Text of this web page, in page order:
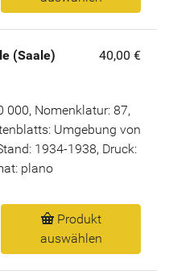
(Saale) 40,00 €
000, Nomenklatur: 87,
Umgebung von
1934-1938, Druck:
plano
Produkt
auswählen